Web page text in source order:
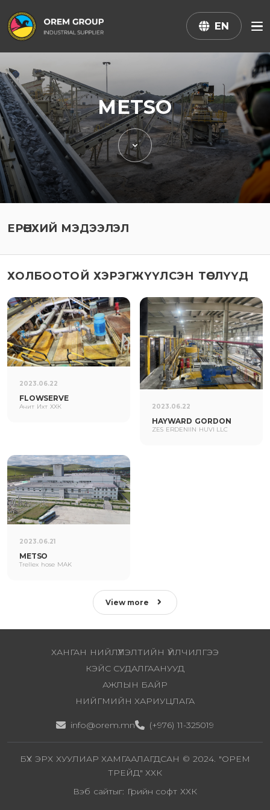
EN
METSO
ЕРӨНХИЙ МЭДЭЭЛЭЛ
ХОЛБООТОЙ ХЭРЭГЖҮҮЛСЭН ТӨСЛҮҮД
2023.06.22
FLOWSERVE
Ачит Ихт ХХК 2023.06.22
HAYWARD GORDON
ZES ERDENIIN HUVI LLC
2023.06.21
METSO
Trellex hose MAK
View more
ХАНГАН НИЙЛҮҮЛЭЛТИЙН ҮЙЛЧИЛГЭЭ
КЭЙС СУДАЛГААНУУД
АЖЛЫН БАЙР
НИЙГМИЙН ХАРИУЦЛАГА
info@orem.mn (+976) 11-325019
БҮХ ЭРХ ХУУЛИАР ХАМГААЛАГДСАН © 2024. "ОРЕМ
ТРЕЙД" ХХК
Вэб сайтыг: Грийн софт ХХК